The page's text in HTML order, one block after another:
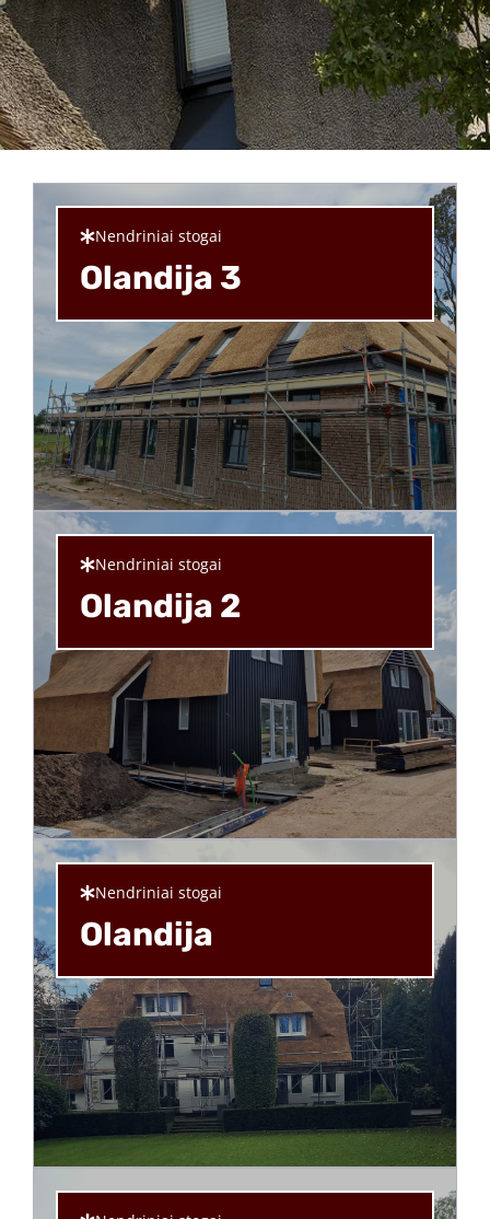
Nendriniai stogai
Olandija 3
Nendriniai stogai
Olandija 2
Nendriniai stogai
Olandija